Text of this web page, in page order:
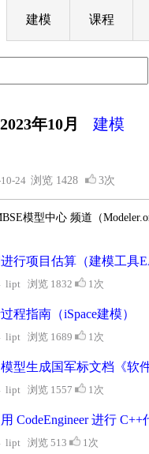
建模 课程
年10月 建模
24 浏览 1428 3次
模型中心 频道（
行项目估算（建模工具
lipt 浏览 1832 1次
程指南（iSpace建模）
lipt 浏览 1689 1次
型生成国军标文档《软
lipt 浏览 1557 1次
CodeEngineer 进行 C++
lipt 浏览 513 1次